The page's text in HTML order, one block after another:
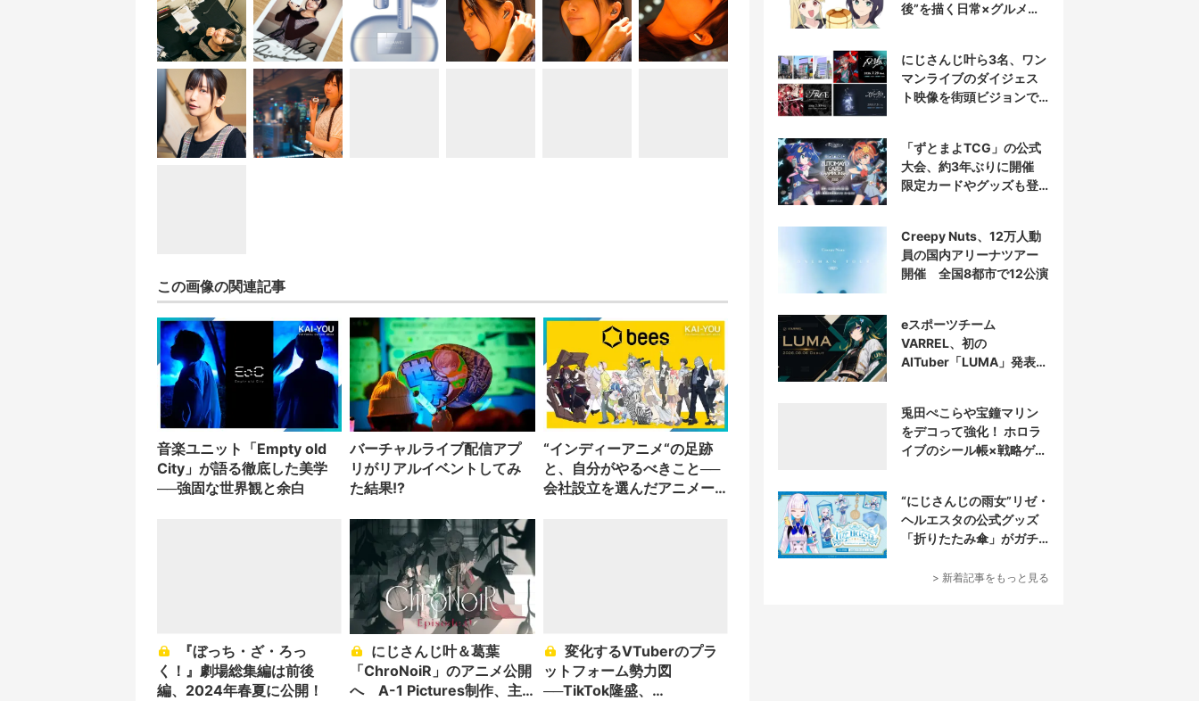
この画像の関連記事
音楽ユニット「Empty old
City」が語る徹底した美学
──強固な世界観と余白
バーチャルライブ配信アプ
リがリアルイベントしてみ
た結果!?
“インディーアニメ“の足跡
と、自分がやるべきこと──
会社設立を選んだアニメー
く！』劇場総集編は前後
編、2024年春夏に公開！
「ChroNoiR」のアニメ公開
へ A-1 Pictures制作、主
ットフォーム勢力図
──TikTok隆盛、
後”を描く日常×グルメ作
にじさんじ叶ら3名、ワン
マンライブのダイジェス
ト映像を街頭ビジョンで
「ずとまよTCG」の公式
大会、約3年ぶりに開催
限定カードやグッズも登
Creepy Nuts、12万人動
員の国内アリーナツアー
開催 全国8都市で12公演
eスポーツチーム
VARREL、初の
AITuber「LUMA」発表
兎田ぺこらや宝鐘マリン
をデコって強化！ ホロラ
イブのシール帳×戦略ゲー
“にじさんじの雨女”リゼ・
ヘルエスタの公式グッズ
「折りたたみ傘」がガチ
> 新着記事をもっと見る